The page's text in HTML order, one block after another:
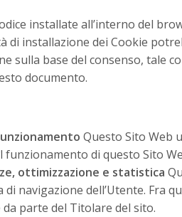
installate all’interno del
di installazione dei Cookie
sulla base del consenso,
documento.
Questo Sito Web
di questo Sito
ottimizzazione e statistica
di navigazione dell’Utente.
parte del Titolare del sito.